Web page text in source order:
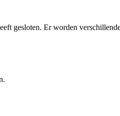
gesloten. Er worden